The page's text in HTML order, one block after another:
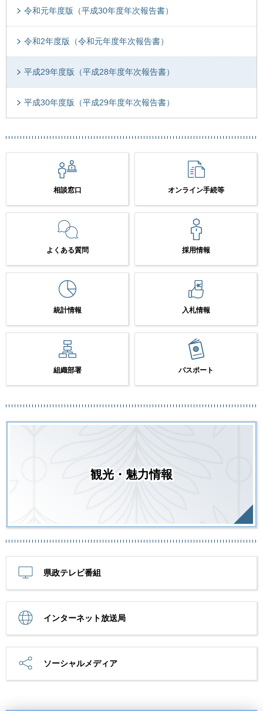
令和元年度版（平成30年度年次報告書）
令和2年度版（令和元年度年次報告書）
平成29年度版（平成28年度年次報告書）
平成30年度版（平成29年度年次報告書）
相談窓口 オンライン手続等
よくある質問 採用情報
統計情報 入札情報
組織部署 パスポート
観光・魅力情報
県政テレビ番組
インターネット放送局
ソーシャルメディア